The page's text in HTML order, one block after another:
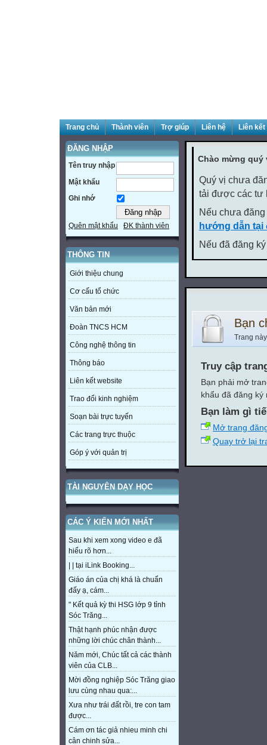
Trang chủ Thành viên Trợ giúp Liên hệ Liên
ĐĂNG NHẬP
Tên truy nhập
Mật khẩu
Ghi nhớ
Quên mật khẩu ĐK thành viên
THÔNG TIN
Giới thiệu chung
Cơ cấu tổ chức
Văn bản mới
Đoàn TNCS HCM
Công nghệ thông tin
Thông báo
Liên kết website
Trao đổi kinh nghiệm
Soạn bài trực tuyến
Các trang trực thuộc
Góp ý với quản trị
TÀI NGUYÊN DẠY HỌC
CÁC Ý KIẾN MỚI NHẤT
Sau khi xem xong video e đã
hiểu rõ hơn...
| | tại iLink Booking...
Giáo án của chị khá là chuẩn
đấy ạ, cám...
" Kết quả kỳ thi HSG lớp 9 tỉnh
Sóc Trăng...
Thật hạnh phúc nhận được
những lời chúc chân thành...
Năm mới, Chúc tất cả các thành
viên của CLB...
Mời đồng nghiệp Sóc Trăng giao
lưu cùng nhau qua:...
Xưa như trái đất rồi, tre con tam
được...
Cám ơn tác giả nhieu minh chi
cân chinh sửa...
Chào mừng quý
Quý vị chưa
tải được các tư
Nếu chưa
hướng dẫn tại
Nếu đã đăng
Bạn
Trang
Truy cập
Bạn phải mở
khẩu đã đăng
Bạn làm gì
Mở trang
Quay trở lại